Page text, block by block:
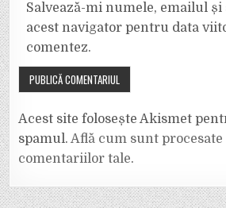
Salvează-mi numele, emailul
acest navigator pentru data
comentez.
Acest site folosește Akismet
spamul.Află cum sunt procesate
comentariilor tale.